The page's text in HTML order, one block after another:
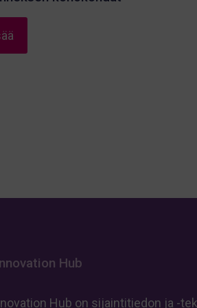
Location
Hub
Hub on sijaintitiedon ja -